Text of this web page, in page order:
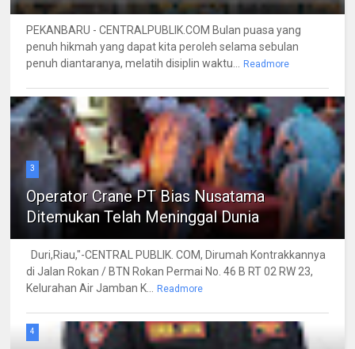
PEKANBARU - CENTRALPUBLIK.COM Bulan puasa yang
penuh hikmah yang dapat kita peroleh selama sebulan
penuh diantaranya, melatih disiplin waktu... Readmore
3
Operator Crane PT Bias Nusatama
Ditemukan Telah Meninggal Dunia
Duri,Riau,"-CENTRAL PUBLIK. COM, Dirumah Kontrakkannya
di Jalan Rokan / BTN Rokan Permai No. 46 B RT 02 RW 23,
Kelurahan Air Jamban K... Readmore
4